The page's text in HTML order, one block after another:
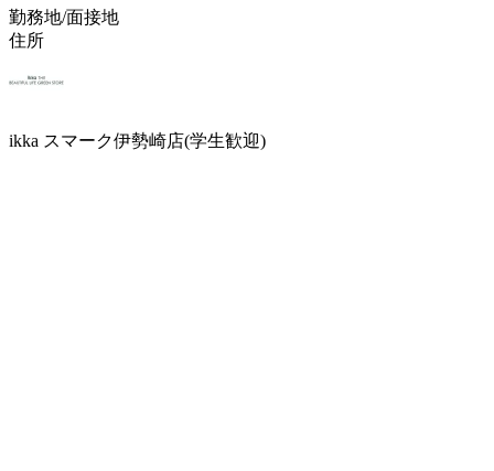
勤務地/面接地
住所
ikka スマーク伊勢崎店(学生歓迎)